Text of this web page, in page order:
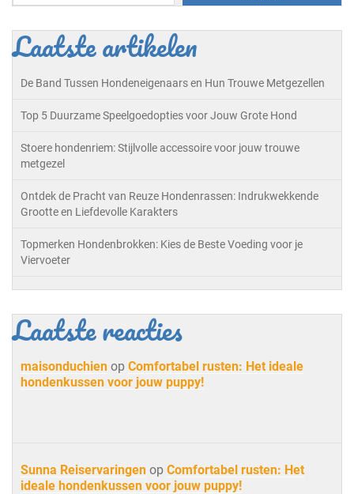
Laatste artikelen
De Band Tussen Hondeneigenaars en Hun Trouwe Metgezellen
Top 5 Duurzame Speelgoedopties voor Jouw Grote Hond
Stoere hondenriem: Stijlvolle accessoire voor jouw trouwe
metgezel
Ontdek de Pracht van Reuze Hondenrassen: Indrukwekkende
Grootte en Liefdevolle Karakters
Topmerken Hondenbrokken: Kies de Beste Voeding voor je
Viervoeter
Laatste reacties
maisonduchien op Comfortabel rusten: Het ideale
hondenkussen voor jouw puppy!
Sunna Reiservaringen op Comfortabel rusten: Het
ideale hondenkussen voor jouw puppy!